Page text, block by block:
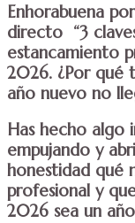
Enhorabuena
directo “3
estancamiento
2026. ¿Por qué
año nuevo no
Has hecho algo
empujando y
honestidad qué
profesional y
2026 sea un